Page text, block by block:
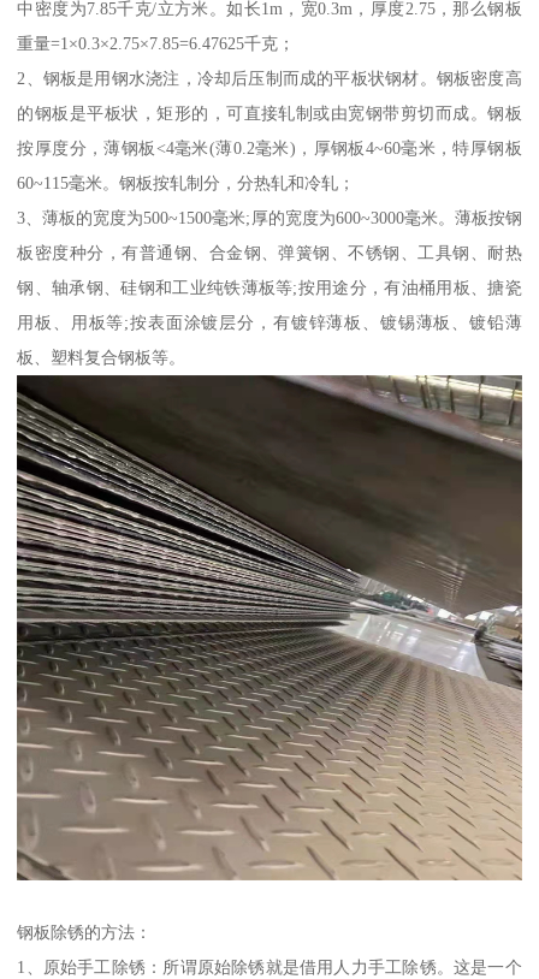
中密度为7.85千克/立方米。如长1m，宽0.3m，厚度2.75，那么钢板
重量=1×0.3×2.75×7.85=6.47625千克；
2、钢板是用钢水浇注，冷却后压制而成的平板状钢材。钢板密度高
的钢板是平板状，矩形的，可直接轧制或由宽钢带剪切而成。钢板
按厚度分，薄钢板<4毫米(薄0.2毫米)，厚钢板4~60毫米，特厚钢板
60~115毫米。钢板按轧制分，分热轧和冷轧；
3、薄板的宽度为500~1500毫米;厚的宽度为600~3000毫米。薄板按钢
板密度种分，有普通钢、合金钢、弹簧钢、不锈钢、工具钢、耐热
钢、轴承钢、硅钢和工业纯铁薄板等;按用途分，有油桶用板、搪瓷
用板、用板等;按表面涂镀层分，有镀锌薄板、镀锡薄板、镀铅薄
板、塑料复合钢板等。
钢板除锈的方法：
1、原始手工除锈：所谓原始除锈就是借用人力手工除锈。这是一个